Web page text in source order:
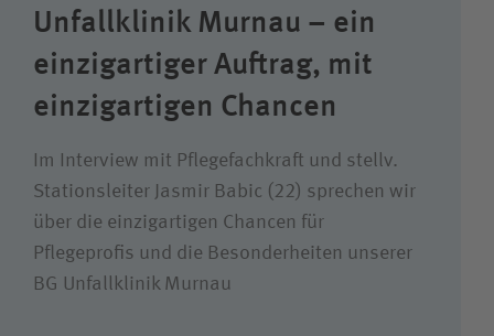
Fachbereiche
Über uns
Wie können wir Ihnen helfen?
Unfallklinik Murnau – ein
einzigartiger Auftrag, mit
einzigartigen Chancen
Im Interview mit Pflegefachkraft und stellv.
Stationsleiter Jasmir Babic (22) sprechen wir
über die einzigartigen Chancen für
Pflegeprofis und die Besonderheiten unserer
BG Unfallklinik Murnau